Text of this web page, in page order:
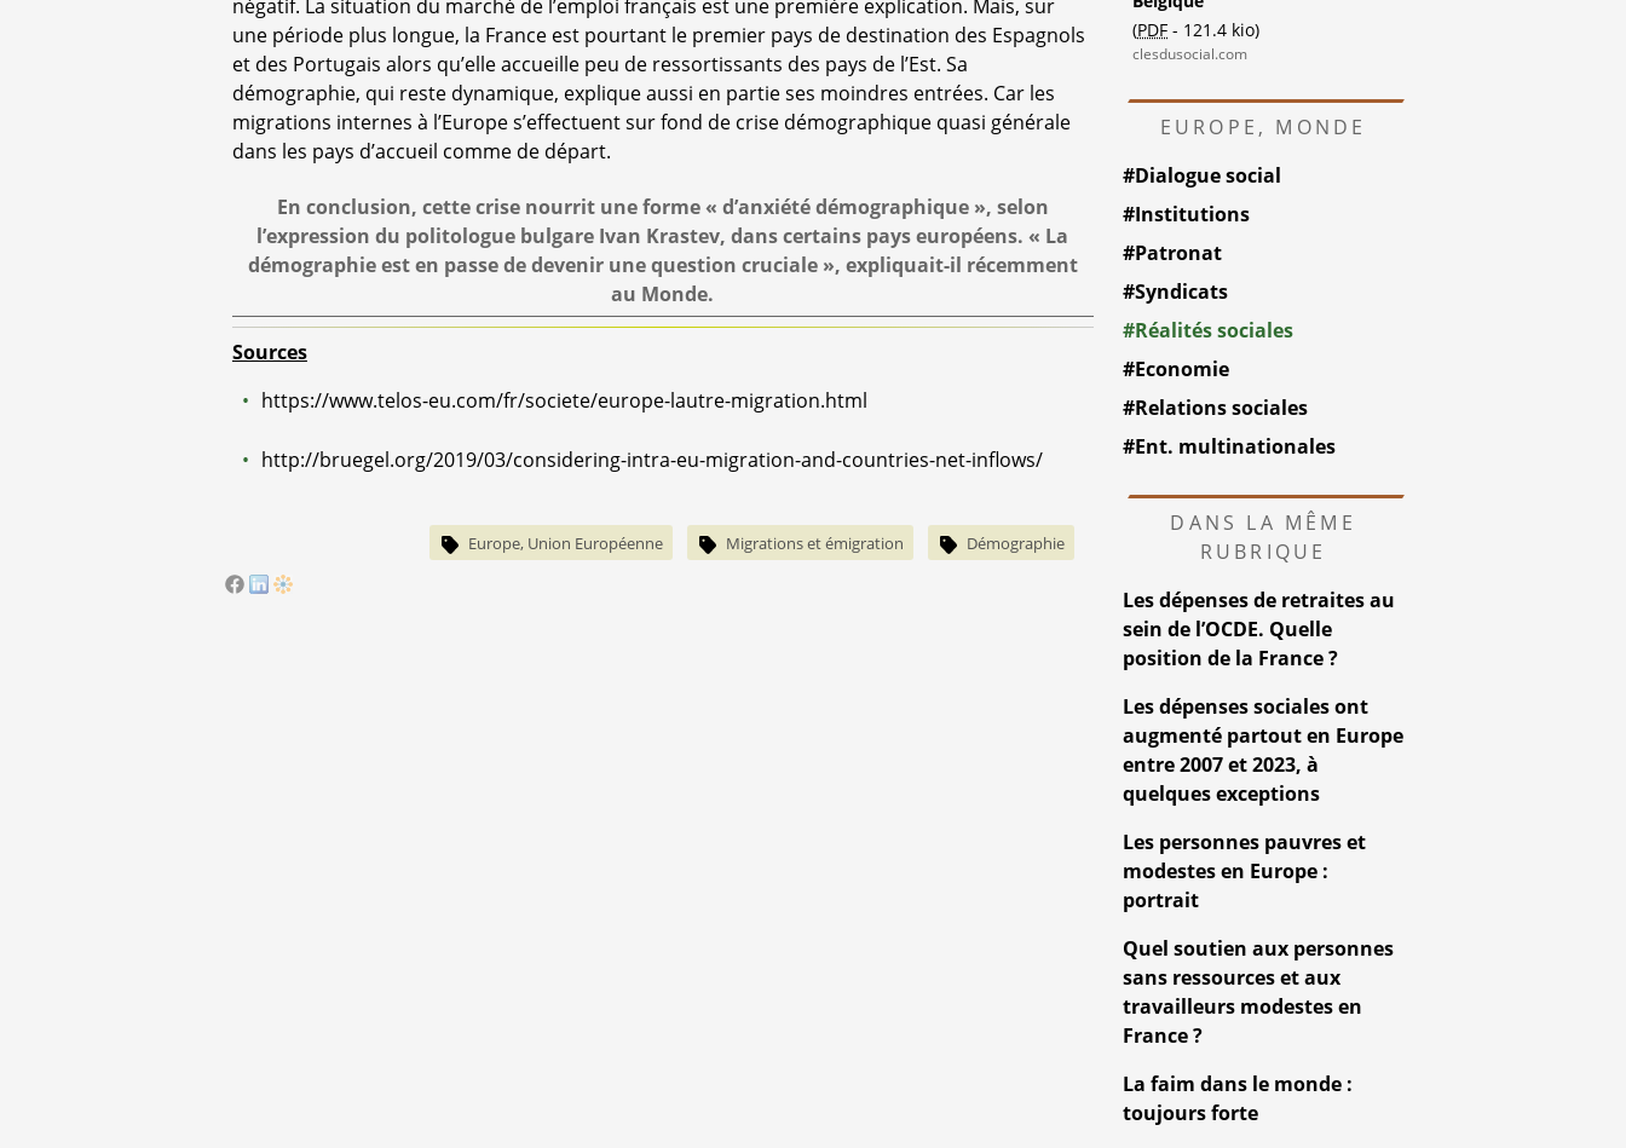
négatif. La situation du marché de l’emploi français est une première explication. Mais, sur
une période plus longue, la France est pourtant le premier pays de destination des Espagnols
et des Portugais alors qu’elle accueille peu de ressortissants des pays de l’Est. Sa
démographie, qui reste dynamique, explique aussi en partie ses moindres entrées. Car les
migrations internes à l’Europe s’effectuent sur fond de crise démographique quasi générale
dans les pays d’accueil comme de départ.
En conclusion, cette crise nourrit une forme « d’anxiété démographique », selon
l’expression du politologue bulgare Ivan Krastev, dans certains pays européens. « La
démographie est en passe de devenir une question cruciale », expliquait-il récemment
au Monde.
Sources
https://www.telos-eu.com/fr/societe/europe-lautre-migration.html
http://bruegel.org/2019/03/considering-intra-eu-migration-and-countries-net-inflows/
Europe, Union Européenne Migrations et émigration Démographie
(PDF - 121.4 kio)
clesdusocial.com
EUROPE, MONDE
#Dialogue social
#Institutions
#Patronat
#Syndicats
#Réalités sociales
#Economie
#Relations sociales
#Ent. multinationales
DANS LA MÊME
RUBRIQUE
Les dépenses de retraites au
sein de l’OCDE. Quelle
position de la France ?
Les dépenses sociales ont
augmenté partout en Europe
entre 2007 et 2023, à
quelques exceptions
Les personnes pauvres et
modestes en Europe :
portrait
Quel soutien aux personnes
sans ressources et aux
travailleurs modestes en
France ?
La faim dans le monde :
toujours forte